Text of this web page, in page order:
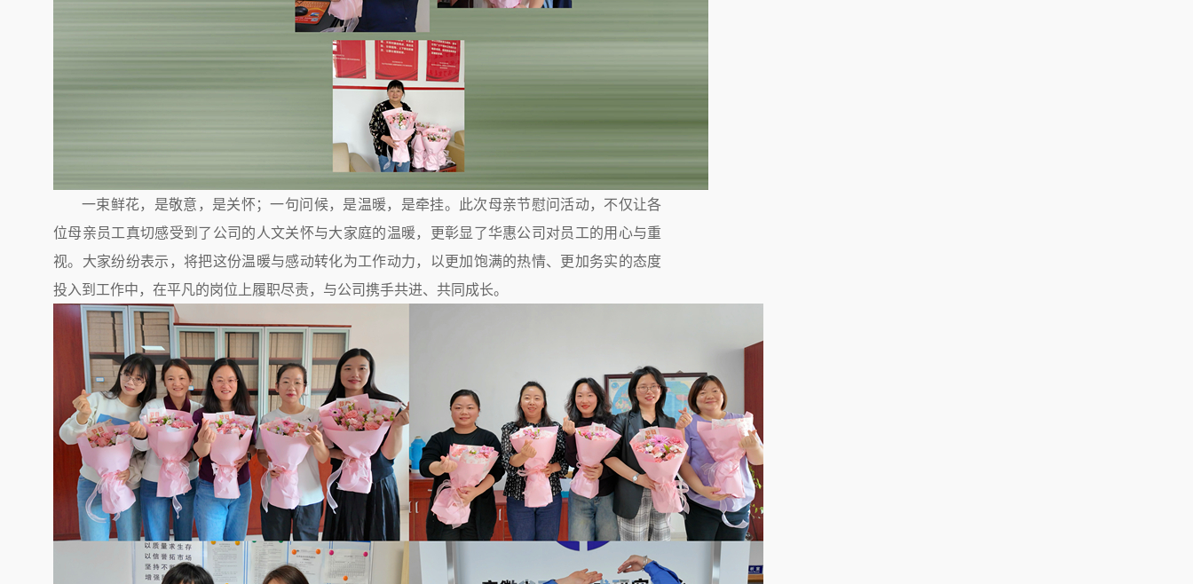
一束鲜花，是敬意，是关怀；一句问候，是温暖，是牵挂。此次母亲节慰问活动，不仅让各
位母亲员工真切感受到了公司的人文关怀与大家庭的温暖，更彰显了华惠公司对员工的用心与重
视。大家纷纷表示，将把这份温暖与感动转化为工作动力，以更加饱满的热情、更加务实的态度
投入到工作中，在平凡的岗位上履职尽责，与公司携手共进、共同成长。